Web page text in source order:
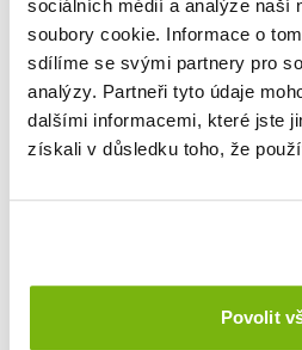
sociálních médií a analýze naší
soubory cookie. Informace o
sdílíme se svými partnery pro
analýzy. Partneři tyto údaje
dalšími informacemi, které jste
získali v důsledku toho, že
Povolit